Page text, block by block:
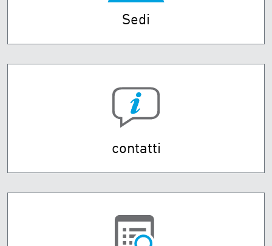
Sedi
contatti